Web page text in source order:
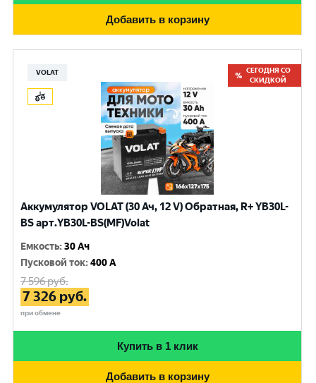
Добавить в корзину
VOLAT
СЕГОДНЯ СО
СКИДКОЙ
Аккумулятор VOLAT (30 Ач, 12 V) Обратная, R+ YB30L-
BS арт.YB30L-BS(MF)Volat
Емкость:30 Ач
Пусковой ток:400 A
7 596руб.
7 326 руб.
при обмене
Купить в 1 клик
Добавить в корзину